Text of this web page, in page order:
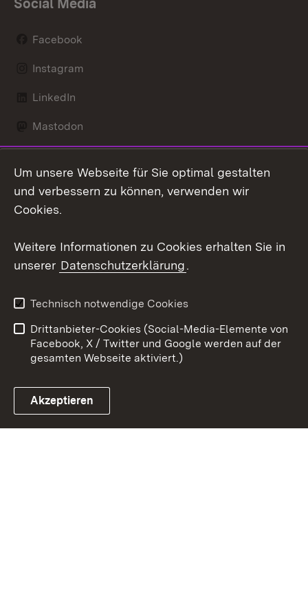
Facebook
Instagram
LinkedIn
Mastodon
X / Twitter
Youtube
Link zum Landesportal
Kontakt
Datenschutz
Barrierefreiheit
Impressum Cookies
Um unsere Webseite für Sie optimal gestalten
und verbessern zu können, verwenden wir
Cookies.
Weitere Informationen zu Cookies erhalten Sie in
unserer Datenschutzerklärung.
Technisch notwendige Cookies
Drittanbieter-Cookies (Social-Media-Elemente von
Facebook, X / Twitter und Google werden auf der
gesamten Webseite aktiviert.)
Akzeptieren